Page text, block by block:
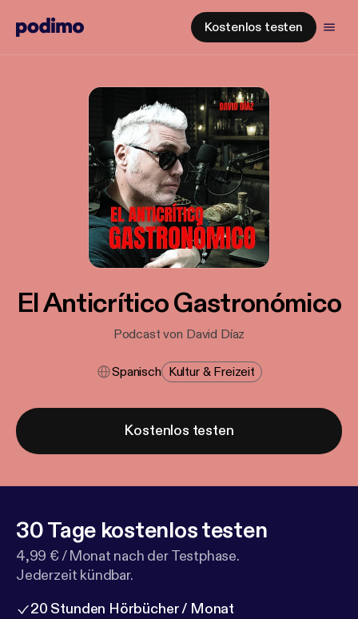
Kostenlos testen
El Anticrítico Gastronómico
Podcast von David Díaz
Spanisch Kultur & Freizeit
Kostenlos testen
30 Tage kostenlos testen
4,99 € / Monat nach der Testphase.
Jederzeit kündbar.
20 Stunden Hörbücher / Monat